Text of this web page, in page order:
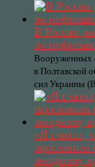
В России
по
Вооруженных
в Полтавской
сил Украины
«Я считал,
прославила
звездному